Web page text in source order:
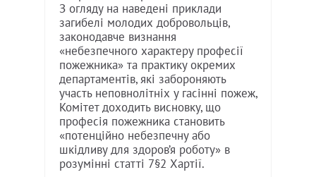
З огляду на наведені приклади
загибелі молодих добровольців,
законодавче визнання
«небезпечного характеру професії
пожежника» та практику окремих
департаментів, які забороняють
участь неповнолітніх у гасінні пожеж,
Комітет доходить висновку, що
професія пожежника становить
«потенційно небезпечну або
шкідливу для здоров’я роботу» в
розумінні статті 7§2 Хартії.